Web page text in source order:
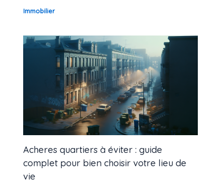
Immobilier
Acheres quartiers à éviter : guide
complet pour bien choisir votre lieu de
vie